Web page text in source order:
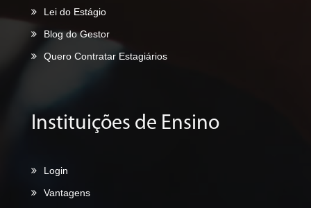
Lei do Estágio
Blog do Gestor
Quero Contratar Estagiários
Instituições de Ensino
Login
Vantagens